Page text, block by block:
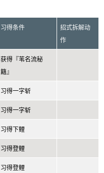
习得条件
招式拆解动
作
获得『苇名流秘
籍』
习得一字斩
习得一字斩
习得下鲤
习得登鲤
习得登鲤